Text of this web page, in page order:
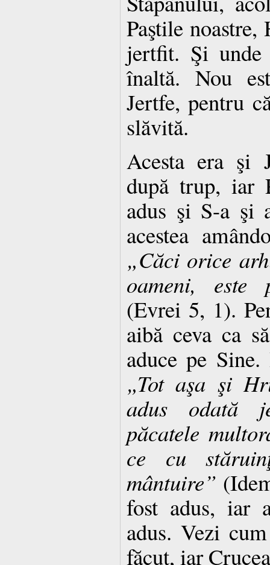
Paştile
jertfit. Şi unde
înaltă. Nou
Jertfe, pentru
slăvită.
Acesta era şi
după trup, iar
adus şi S-a şi
acestea
„Căci orice
oameni, este
(Evrei 5, 1).
aibă ceva ca
aduce pe
„Tot aşa şi
adus odată
păcatele
ce cu
mântuire”
fost adus, iar
adus. Vezi
făcut, iar